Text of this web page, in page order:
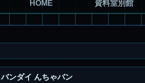
HOME 資料室別館
バンダイ んちゃバン